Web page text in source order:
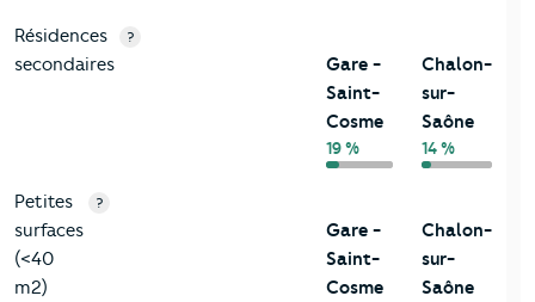
Résidences
secondaires
?
Gare -
Saint-
Cosme
19 %
Chalon-
sur-
Saône
14 %
Petites
surfaces
(<40
m2)
?
Gare -
Saint-
Cosme
Chalon-
sur-
Saône